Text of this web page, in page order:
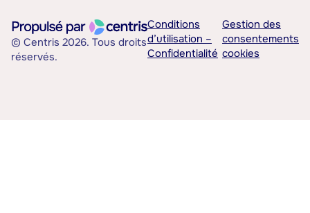
© Centris 2026. Tous droits
réservés.
Conditions
d’utilisation –
Confidentialité
Gestion des
consentements
cookies